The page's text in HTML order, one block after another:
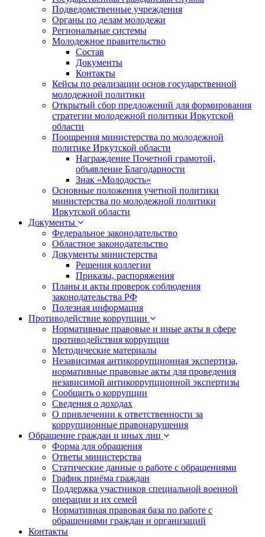
Подведомственные учреждения
Органы по делам молодежи
Региональные системы
Молодежное правительство
Состав
Документы
Контакты
Кейсы по реализации основ государственной
молодежной политики
Открытый сбор предложений для формирования
стратегии молодежной политики Иркутской
области
Поощрения министерства по молодежной
политике Иркутской области
Награждение Почетной грамотой,
объявление Благодарности
Знак «Молодость»
Основные положения учетной политики
министерства по молодежной политики
Иркутской области
Документы
Федеральное законодательство
Областное законодательство
Документы министерства
Решения коллегии
Приказы, распоряжения
Планы и акты проверок соблюдения
законодательства РФ
Полезная информация
Противодействие коррупции
Нормативные правовые и иные акты в сфере
противодействия коррупции
Методические материалы
Независимая антикоррупционная экспертиза,
нормативные правовые акты для проведения
независимой антикоррупционной экспертизы
Сообщить о коррупции
Сведения о доходах
О привлечении к ответственности за
коррупционные правонарушения
Обращение граждан и иных лиц
Форма для обращения
Ответы министерства
Статические данные о работе с обращениями
График приёма граждан
Поддержка участников специальной военной
операции и их семей
Нормативная правовая база по работе с
обращениями граждан и организаций
Контакты